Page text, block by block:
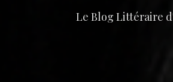
Le Blog Littéraire